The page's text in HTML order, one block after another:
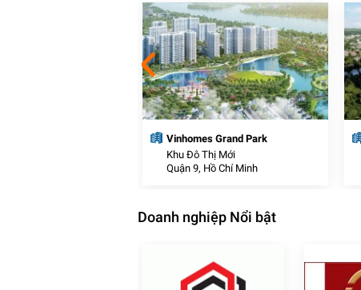
Vinhomes Grand Park
Khu Đô Thị Mới
Quận 9, Hồ Chí Minh
Doanh nghiệp Nổi bật